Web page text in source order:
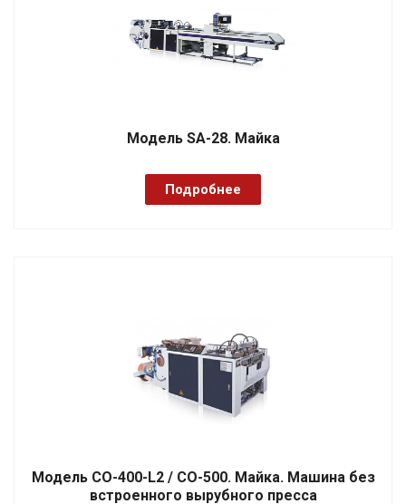
Модель SA-28. Майка
Подробнее
Модель CO-400-L2 / CO-500. Майка. Машина без
встроенного вырубного пресса